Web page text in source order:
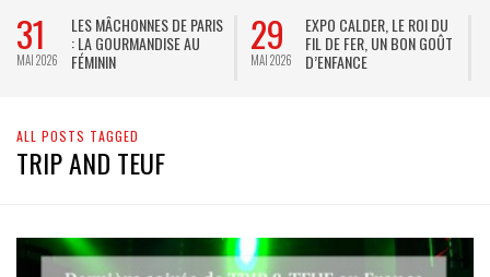
31
MAI 2026
LES MÂCHONNES DE PARIS
: LA GOURMANDISE AU
FÉMININ
29
MAI 2026
EXPO CALDER, LE ROI DU
FIL DE FER, UN BON GOÛT
D’ENFANCE
ALL POSTS TAGGED
TRIP AND TEUF